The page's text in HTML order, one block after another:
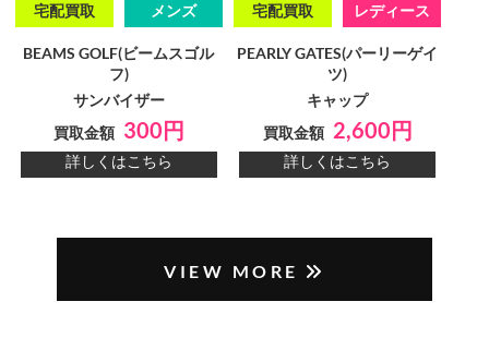
宅配買取 メンズ
BEAMS GOLF(ビームスゴル
フ)
サンバイザー
買取金額 300円
詳しくはこちら
宅配買取 レディース
PEARLY GATES(パーリーゲイ
ツ)
キャップ
買取金額 2,600円
詳しくはこちら
VIEW MORE